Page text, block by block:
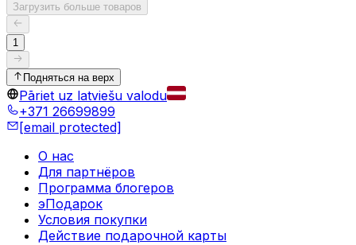
Загрузить больше товаров
1
Подняться на верх
Pāriet uz latviešu valodu
+371 26699899
[email protected]
О нас
Для партнёров
Программа блогеров
эПодарок
Условия покупки
Действие подарочной карты